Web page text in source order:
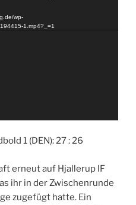
wp-
1.mp4?_=1
1 (DEN): 27 : 26
erneut auf Hjallerup IF
ihr in der Zwischenrunde
zugefügt hatte. Ein